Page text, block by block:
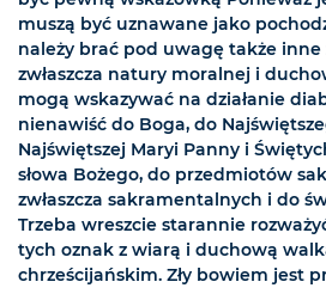
muszą być uznawane jako
należy brać pod uwagę także inne
zwłaszcza natury moralnej i
mogą wskazywać na działanie
nienawiść do Boga, do
Najświętszej Maryi Panny i
słowa Bożego, do przedmiotów
zwłaszcza sakramentalnych i do
Trzeba wreszcie starannie
tych oznak z wiarą i duchową
chrześcijańskim. Zły bowiem jest